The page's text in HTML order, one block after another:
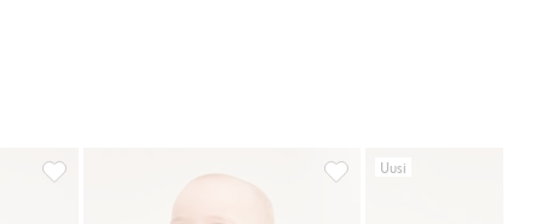
Lisää suosikkeihin
Collegehousut, Lisää suosikkeihin
Uusi